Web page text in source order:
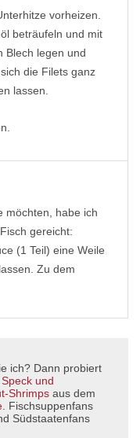
vorheizen.
beträufeln und mit
Blech legen und
die Filets ganz
lassen.
möchten, habe ich
gereicht:
(1 Teil) eine Weile
Zu dem
ich? Dann probiert
und
Shrimps aus dem
. Fischsuppenfans
Südstaatenfans